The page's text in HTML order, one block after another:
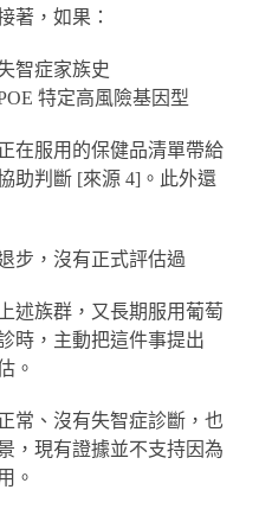
著，如果：
智症家族史
特定高風險基因型
在服用的保健品清單帶給
助判斷 [來源 4]。此外還
步，沒有正式評估過
述族群，又長期服用葡萄
時，主動把這件事提出
。
常、沒有失智症診斷，也
，現有證據並不支持因為
。